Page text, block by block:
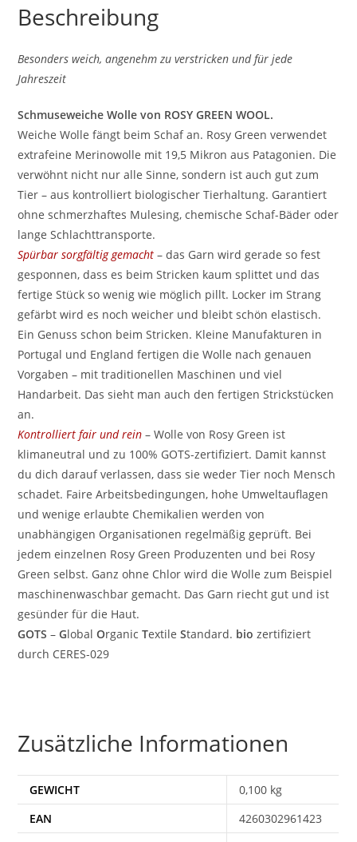
Beschreibung
Besonders weich, angenehm zu verstricken und für jede
Jahreszeit
Schmuseweiche Wolle von ROSY GREEN WOOL.
Weiche Wolle fängt beim Schaf an. Rosy Green verwendet
extrafeine Merinowolle mit 19,5 Mikron aus Patagonien. Die
verwöhnt nicht nur alle Sinne, sondern ist auch gut zum
Tier – aus kontrolliert biologischer Tierhaltung. Garantiert
ohne schmerzhaftes Mulesing, chemische Schaf-Bäder oder
lange Schlachttransporte.
Spürbar sorgfältig gemacht – das Garn wird gerade so fest
gesponnen, dass es beim Stricken kaum splittet und das
fertige Stück so wenig wie möglich pillt. Locker im Strang
gefärbt wird es noch weicher und bleibt schön elastisch.
Ein Genuss schon beim Stricken. Kleine Manufakturen in
Portugal und England fertigen die Wolle nach genauen
Vorgaben – mit traditionellen Maschinen und viel
Handarbeit. Das sieht man auch den fertigen Strickstücken
an.
Kontrolliert fair und rein – Wolle von Rosy Green ist
klimaneutral und zu 100% GOTS-zertifiziert. Damit kannst
du dich darauf verlassen, dass sie weder Tier noch Mensch
schadet. Faire Arbeitsbedingungen, hohe Umweltauflagen
und wenige erlaubte Chemikalien werden von
unabhängigen Organisationen regelmäßig geprüft. Bei
jedem einzelnen Rosy Green Produzenten und bei Rosy
Green selbst. Ganz ohne Chlor wird die Wolle zum Beispiel
maschinenwaschbar gemacht. Das Garn riecht gut und ist
gesünder für die Haut.
GOTS –GlobalOrganicTextileStandard. bio zertifiziert
durch CERES-029
Zusätzliche Informationen
GEWICHT
0,100 kg
EAN
4260302961423